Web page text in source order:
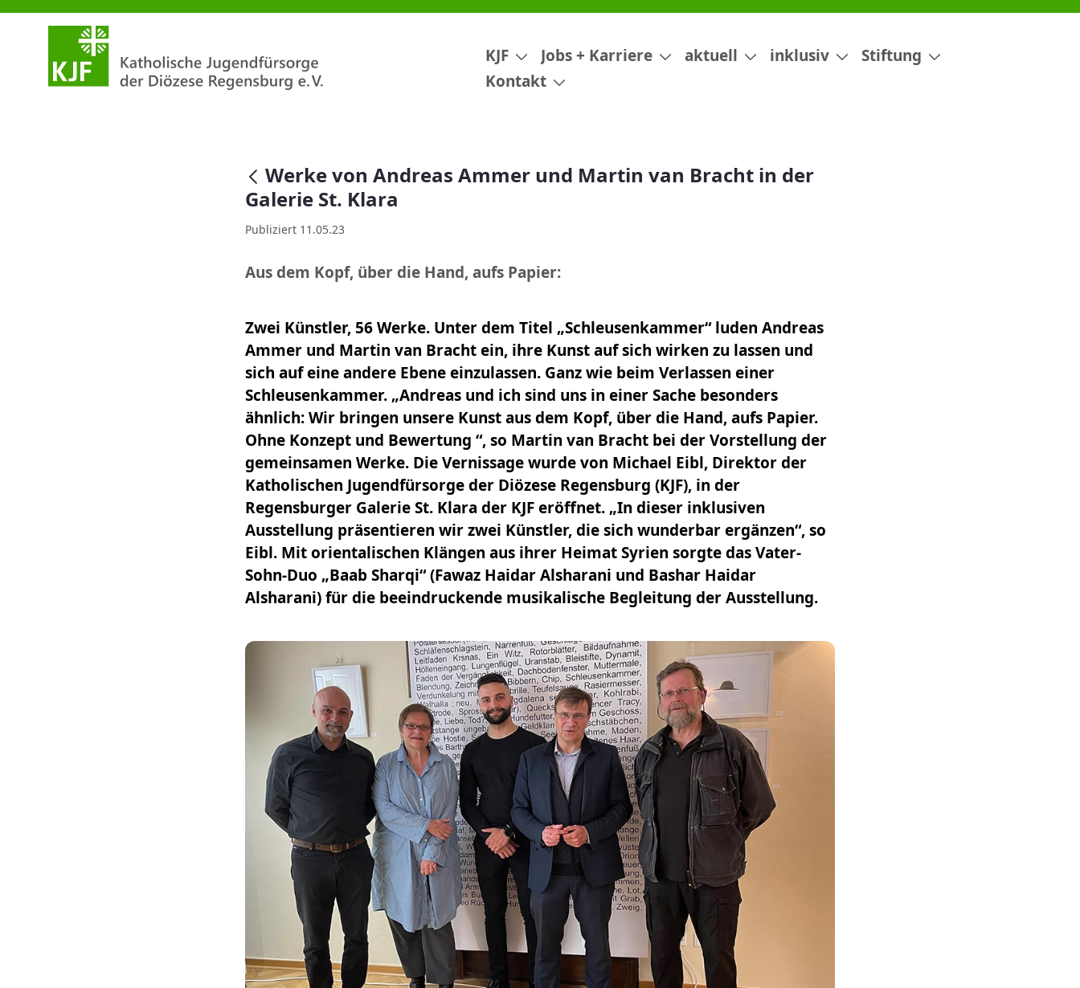
Werke von Andreas Ammer und Martin van Bracht in der Galerie St. Klara
KJF Jobs + Karriere aktuell inklusiv
Stiftung
Kontakt
null
Werke von Andreas Ammer und Martin van Bracht in der
Galerie St. Klara
Publiziert 11.05.23
Aus dem Kopf, über die Hand, aufs Papier:
Zwei Künstler, 56 Werke. Unter dem Titel „Schleusenkammer“ luden Andreas
Ammer und Martin van Bracht ein, ihre Kunst auf sich wirken zu lassen und
sich auf eine andere Ebene einzulassen. Ganz wie beim Verlassen einer
Schleusenkammer. „Andreas und ich sind uns in einer Sache besonders
ähnlich: Wir bringen unsere Kunst aus dem Kopf, über die Hand, aufs Papier.
Ohne Konzept und Bewertung “, so Martin van Bracht bei der Vorstellung der
gemeinsamen Werke. Die Vernissage wurde von Michael Eibl, Direktor der
Katholischen Jugendfürsorge der Diözese Regensburg (KJF), in der
Regensburger Galerie St. Klara der KJF eröffnet. „In dieser inklusiven
Ausstellung präsentieren wir zwei Künstler, die sich wunderbar ergänzen“, so
Eibl. Mit orientalischen Klängen aus ihrer Heimat Syrien sorgte das Vater-
Sohn-Duo „Baab Sharqi“ (Fawaz Haidar Alsharani und Bashar Haidar
Alsharani) für die beeindruckende musikalische Begleitung der Ausstellung.